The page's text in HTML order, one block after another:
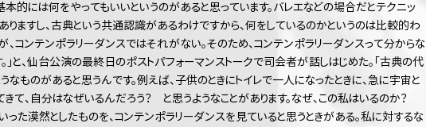
本的には何をやってもいいというのがあると思っています。バレエなどの場合だとテクニッ
りますし、古典という共通認識があるわけですから、何をしているのかというのは比較的わ
、コンテンポラリーダンスではそれがない。そのため、コンテンポラリーダンスって分からな
。」と、仙台公演の最終日のポストパフォーマンストークで司会者が話しはじめた。「古典の代
なものがあると思うんです。例えば、子供のときにトイレで一人になったときに、急に宇宙と
て、自分はなぜいるんだろう？ と思うようなことがあります。なぜ、この私はいるのか？
た漠然としたものを、コンテンポラリーダンスを見ていると思うときがある。私に対するな